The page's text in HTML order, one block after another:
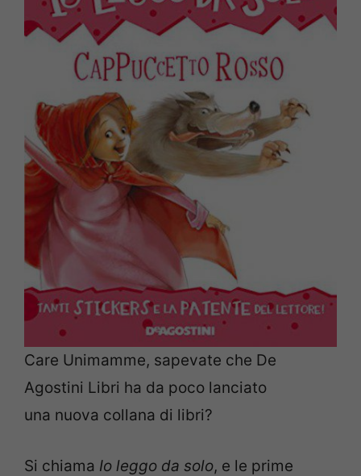
Care Unimamme, sapevate che De
Agostini Libri ha da poco lanciato
una nuova collana di libri?
Si chiama Io leggo da solo, e le prime